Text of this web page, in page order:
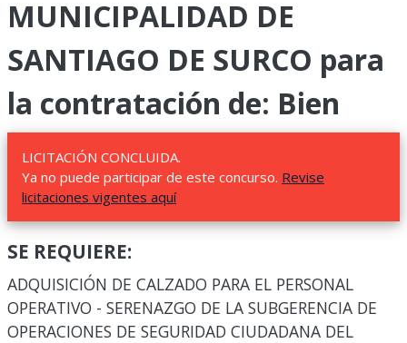
MUNICIPALIDAD DE
SANTIAGO DE SURCO para
la contratación de: Bien
LICITACIÓN CONCLUIDA.
Ya no puede participar de este concurso. Revise
licitaciones vigentes aquí
SE REQUIERE:
ADQUISICIÓN DE CALZADO PARA EL PERSONAL
OPERATIVO - SERENAZGO DE LA SUBGERENCIA DE
OPERACIONES DE SEGURIDAD CIUDADANA DEL